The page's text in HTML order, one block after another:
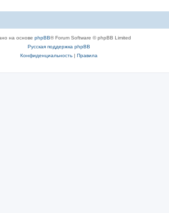
на основе phpBB® Forum Software © phpBB Limited
Русская поддержка phpBB
Конфиденциальность| Правила